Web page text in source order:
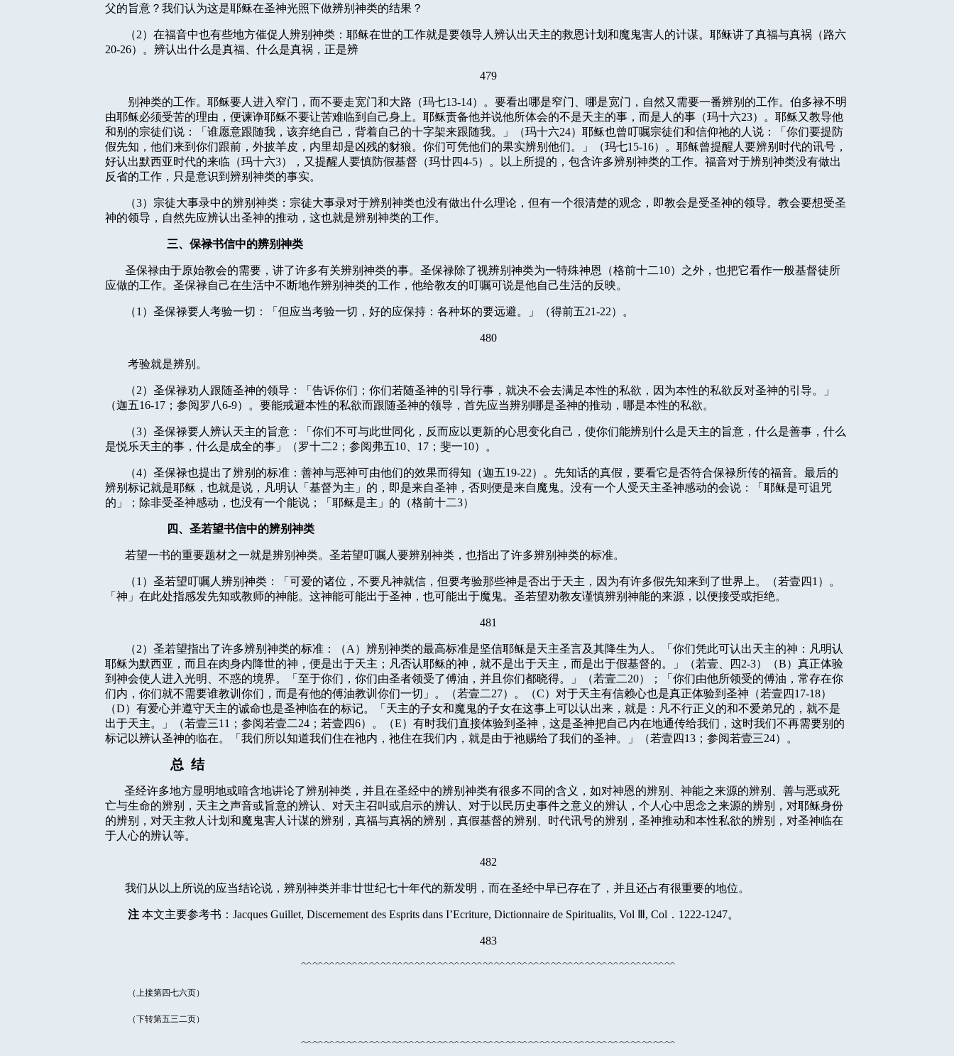
父的旨意？我们认为这是耶稣在圣神光照下做辨别神类的结果？
（2）在福音中也有些地方催促人辨别神类：耶稣在世的工作就是要领导人辨认出天主的救恩计划和魔鬼害人的计谋。耶稣讲了真福与真祸（路六
20-26）。辨认出什么是真福、什么是真祸，正是辨
479
别神类的工作。耶稣要人进入窄门，而不要走宽门和大路（玛七13-14）。要看出哪是窄门、哪是宽门，自然又需要一番辨别的工作。伯多禄不明
由耶稣必须受苦的理由，便谏诤耶稣不要让苦难临到自己身上。耶稣责备他并说他所体会的不是天主的事，而是人的事（玛十六23）。耶稣又教导他
和别的宗徒们说：「谁愿意跟随我，该弃绝自己，背着自己的十字架来跟随我。」（玛十六24）耶稣也曾叮嘱宗徒们和信仰祂的人说：「你们要提防
假先知，他们来到你们跟前，外披羊皮，内里却是凶残的豺狼。你们可凭他们的果实辨别他们。」（玛七15-16）。耶稣曾提醒人要辨别时代的讯号，
好认出默西亚时代的来临（玛十六3），又提醒人要慎防假基督（玛廿四4-5）。以上所提的，包含许多辨别神类的工作。福音对于辨别神类没有做出
反省的工作，只是意识到辨别神类的事实。
（3）宗徒大事录中的辨别神类：宗徒大事录对于辨别神类也没有做出什么理论，但有一个很清楚的观念，即教会是受圣神的领导。教会要想受圣
神的领导，自然先应辨认出圣神的推动，这也就是辨别神类的工作。
三、保禄书信中的辨别神类
圣保禄由于原始教会的需要，讲了许多有关辨别神类的事。圣保禄除了视辨别神类为一特殊神恩（格前十二10）之外，也把它看作一般基督徒所
应做的工作。圣保禄自己在生活中不断地作辨别神类的工作，他给教友的叮嘱可说是他自己生活的反映。
（1 ）圣保禄要人考验一切：「但应当考验一切，好的应保持：各种坏的要远避。」（得前五21-22）。
480
考验就是辨别。
（2）圣保禄劝人跟随圣神的领导：「告诉你们；你们若随圣神的引导行事，就决不会去满足本性的私欲，因为本性的私欲反对圣神的引导。」
（迦五16-17 ；参阅罗八6-9）。要能戒避本性的私欲而跟随圣神的领导，首先应当辨别哪是圣神的推动，哪是本性的私欲。
（3）圣保禄要人辨认天主的旨意：「你们不可与此世同化，反而应以更新的心思变化自己，使你们能辨别什么是天主的旨意，什么是善事，什么
是悦乐天主的事，什么是成全的事」（罗十二2 ；参阅弗五10 17 ；斐一10）。
（4）圣保禄也提出了辨别的标准：善神与恶神可由他们的效果而得知（迦五19-22）。先知话的真假，要看它是否符合保禄所传的福音。最后的
辨别标记就是耶稣，也就是说，凡明认「基督为主」的，即是来自圣神，否则便是来自魔鬼。没有一个人受天主圣神感动的会说：「耶稣是可诅咒
的」；除非受圣神感动，也没有一个能说；「耶稣是主」的（格前十二3）
四、圣若望书信中的辨别神类
若望一书的重要题材之一就是辨别神类。圣若望叮嘱人要辨别神类，也指出了许多辨别神类的标准。
（1 ）圣若望叮嘱人辨别神类：「可爱的诸位，不要凡神就信，但要考验那些神是否出于天主，因为有许多假先知来到了世界上。（若壹四1 ）。
「神」在此处指感发先知或教师的神能。这神能可能出于圣神，也可能出于魔鬼。圣若望劝教友谨慎辨别神能的来源，以便接受或拒绝。
481
（2）圣若望指出了许多辨别神类的标准：（A ）辨别神类的最高标准是坚信耶稣是天主圣言及其降生为人。「你们凭此可认出天主的神：凡明认
耶稣为默西亚，而且在肉身内降世的神，便是出于天主；凡否认耶稣的神，就不是出于天主，而是出于假基督的。」（若壹、四2-3）（B）真正体验
到神会使人进入光明、不惑的境界。「至于你们，你们由圣者领受了傅油，并且你们都晓得。」（若壹二20）；「你们由他所领受的傅油，常存在你
们内，你们就不需要谁教训你们，而是有他的傅油教训你们一切」。（若壹二27）。（C）对于天主有信赖心也是真正体验到圣神（若壹四17-18）
（D）有爱心并遵守天主的诚命也是圣神临在的标记。「天主的子女和魔鬼的子女在这事上可以认出来，就是：凡不行正义的和不爱弟兄的，就不是
出于天主。」（若壹三11 ；参阅若壹二24 ；若壹四6）。（E）有时我们直接体验到圣神，这是圣神把自己内在地通传给我们，这时我们不再需要别的
标记以辨认圣神的临在。「我们所以知道我们住在祂内，祂住在我们内，就是由于祂赐给了我们的圣神。」（若壹四13 ；参阅若壹三24）。
总 结
圣经许多地方显明地或暗含地讲论了辨别神类，并且在圣经中的辨别神类有很多不同的含义，如对神恩的辨别、神能之来源的辨别、善与恶或死
亡与生命的辨别，天主之声音或旨意的辨认、对天主召叫或启示的辨认、对于以民历史事件之意义的辨认，个人心中思念之来源的辨别，对耶稣身份
的辨别，对天主救人计划和魔鬼害人计谋的辨别，真福与真祸的辨别，真假基督的辨别、时代讯号的辨别，圣神推动和本性私欲的辨别，对圣神临在
于人心的辨认等。
482
我们从以上所说的应当结论说，辨别神类并非廿世纪七十年代的新发明，而在圣经中早已存在了，并且还占有很重要的地位。
注 本文主要参考书： Jacques Guillet, Discernement des Esprits dans I’Ecriture, Dictionnaire de Spiritualits, Vol , Col ． 1222-1247。
483
﹌﹌﹌﹌﹌﹌﹌﹌﹌﹌﹌﹌﹌﹌﹌﹌﹌﹌﹌﹌﹌﹌﹌﹌﹌﹌﹌﹌﹌﹌﹌﹌﹌
（上接第四七六页）
（下转第五三二页）
﹌﹌﹌﹌﹌﹌﹌﹌﹌﹌﹌﹌﹌﹌﹌﹌﹌﹌﹌﹌﹌﹌﹌﹌﹌﹌﹌﹌﹌﹌﹌﹌﹌